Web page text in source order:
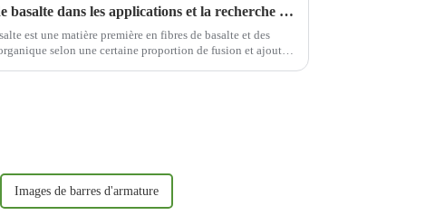
Renforcement en fibres de basalte dans les applications et la recherche en ingénierie pratique
est une matière première en fibres de basalte et des
selon une certaine proportion de fusion et ajoute
Images de barres d'armature